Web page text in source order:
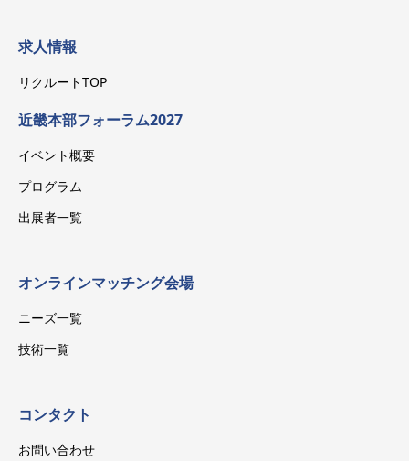
求人情報
リクルートTOP
近畿本部フォーラム2027
イベント概要
プログラム
出展者一覧
オンラインマッチング会場
ニーズ一覧
技術一覧
コンタクト
お問い合わせ